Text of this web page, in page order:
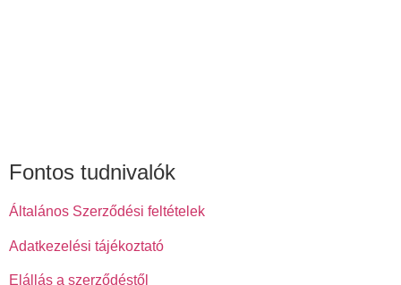
Fontos tudnivalók
Általános Szerződési feltételek
Adatkezelési tájékoztató
Elállás a szerződéstől